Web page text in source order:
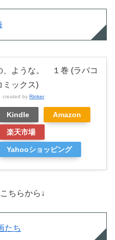
、ような。 １巻 (ラバコ
ミックス)
created by Rinker
Kindle Amazon
楽天市場
Yahooショッピング
ちらから↓
たち